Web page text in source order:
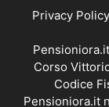
Privacy Policy
Corso
Codice
Pensioniora.it